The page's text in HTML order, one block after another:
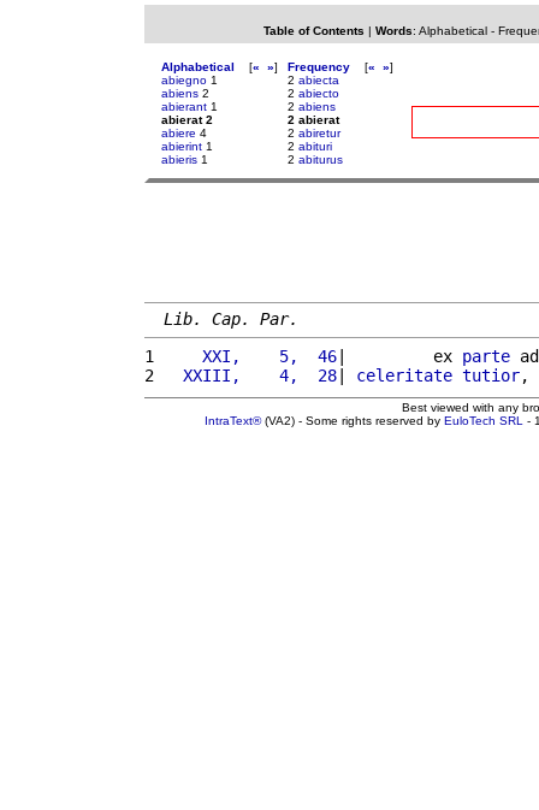
Table of Contents | Words: Alphabetical-
Alphabetical [« »]
abiegno 1
abiens 2
abierant 1
abierat 2
abiere 4
abierint 1
abieris 1
Frequency [« »]
2 abiecta
2 abiecto
2 abiens
2 abierat
2 abiretur
2 abituri
2 abiturus
Lib. Cap. Par.
1
    XXI,    5,  46
|         ex parte
2
  XXIII,    4,  28
| celeritate tutior,
Best viewed with any
IntraText®(VA2) - Some rights reserved by EuloTech SRL -